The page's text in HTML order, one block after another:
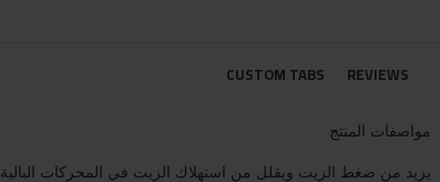
REVIEWS
CUSTOM TABS
مواصفات المنتج
يزيد من ضغط الزيت ويقلل من استهلاك الزيت في المحركات البالية.